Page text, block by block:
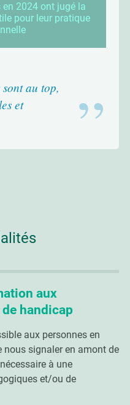
2024 ont jugé la
pour leur pratique
au top,
et
aux
handicap
aux personnes en
signaler en amont de
à une
et/ou de